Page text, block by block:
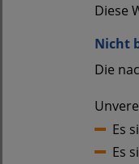
Diese
Nicht
Die
Es
Es